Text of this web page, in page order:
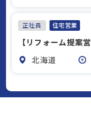
正社員 住宅営業
【リフォーム提案営
北海道